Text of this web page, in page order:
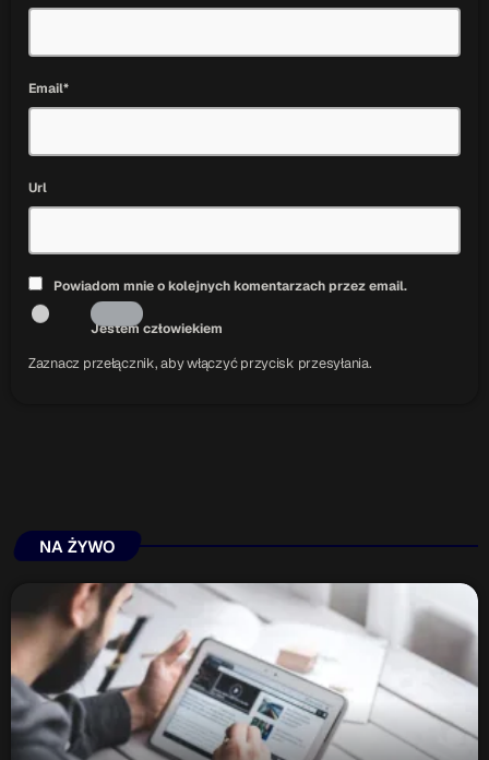
Email*
Url
Powiadom mnie o kolejnych komentarzach przez email.
Jestem człowiekiem
Zaznacz przełącznik, aby włączyć przycisk przesyłania.
NA ŻYWO